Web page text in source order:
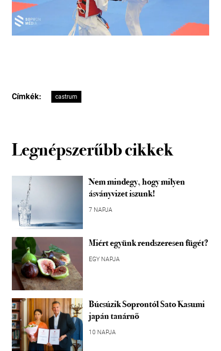
Címkék: castrum
Legnépszerűbb cikkek
Nem mindegy, hogy milyen
ásványvizet iszunk!
7 NAPJA
Miért együnk rendszeresen fügét?
EGY NAPJA
Búcsúzik Soprontól Sato Kasumi
japán tanárnő
10 NAPJA